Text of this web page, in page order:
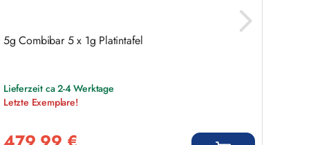
5g Combibar 5 x 1g Platintafel
Lieferzeit ca 2-4 Werktage
Letzte Exemplare!